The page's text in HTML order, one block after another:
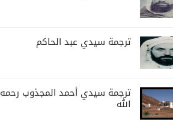
ترجمة سيدي عبد الحاكم
ترجمة سيدي أحمد المجذوب رحمه
الله